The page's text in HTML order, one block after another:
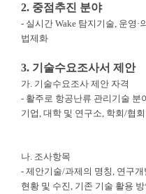
2. 중점추진 분야
- 실시간 Wake 탐지기술, 운영·
법제화
3. 기술수요조사서 제안
가. 기술수요조사 제안 자격
- 활주로 항공난류 관리기술 분
기업, 대학 및 연구소, 학회/협
나. 조사항목
- 제안기술/과제의 명칭, 연구
현황 및 수진, 기존 기술 활용